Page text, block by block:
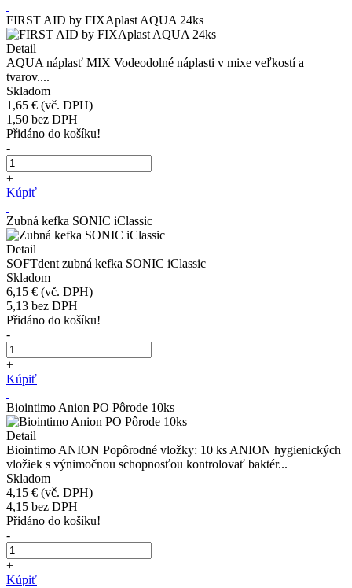
FIRST AID by FIXAplast AQUA 24ks
Detail
AQUA náplasť MIX Vodeodolné náplasti v mixe veľkostí a
tvarov....
Skladom
1,65 € (vč. DPH)
1,50 bez DPH
Přidáno do košíku!
-
+
Kúpiť
Zubná kefka SONIC iClassic
Detail
SOFTdent zubná kefka SONIC iClassic
Skladom
6,15 € (vč. DPH)
5,13 bez DPH
Přidáno do košíku!
-
+
Kúpiť
Biointimo Anion PO Pôrode 10ks
Detail
Biointimo ANION Popôrodné vložky: 10 ks ANION hygienických
vložiek s výnimočnou schopnosťou kontrolovať baktér...
Skladom
4,15 € (vč. DPH)
4,15 bez DPH
Přidáno do košíku!
-
+
Kúpiť